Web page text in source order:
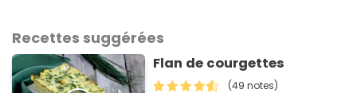
Recettes suggérées
Flan de courgettes
(49 notes)